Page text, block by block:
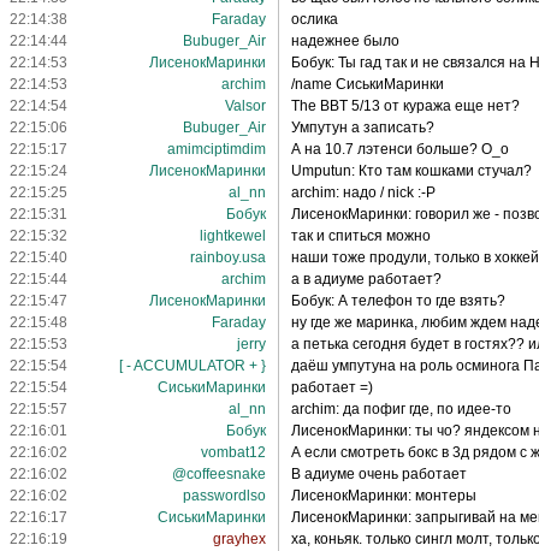
22:14:38
Faraday
ослика
22:14:44
Bubuger_Air
надежнее было
22:14:53
ЛисенокМаринки
Бобук: Ты гад так и не связался на
22:14:53
archim
/name СиськиМаринки
22:14:54
Valsor
The BBT 5/13 от куража еще нет?
22:15:06
Bubuger_Air
Умпутун а записать?
22:15:17
amimciptimdim
А на 10.7 лэтенси больше? О_о
22:15:24
ЛисенокМаринки
Umputun: Кто там кошками стучал?
22:15:25
al_nn
archim: надо / nick :-P
22:15:31
Бобук
ЛисенокМаринки: говорил же -
22:15:32
lightkewel
так и спиться можно
22:15:40
rainboy.usa
наши тоже продули, только в
22:15:44
archim
а в адиуме работает?
22:15:47
ЛисенокМаринки
Бобук: А телефон то где взять?
22:15:48
Faraday
ну где же маринка, любим ждем
22:15:53
jerry
а петька сегодня будет в
22:15:54
[ - ACCUMULATOR + }
даёш умпутуна на роль осминога
22:15:54
СиськиМаринки
работает =)
22:15:57
al_nn
archim: да пофиг где, по идее-то
22:16:01
Бобук
ЛисенокМаринки: ты чо? яндексом
22:16:02
vombat12
А если смотреть бокс в 3д рядом с
22:16:02
@coffeesnake
В адиуме очень работает
22:16:02
passwordlso
ЛисенокМаринки: монтеры
22:16:17
СиськиМаринки
ЛисенокМаринки: запрыгивай на
22:16:19
grayhex
ха, коньяк. только сингл молт,